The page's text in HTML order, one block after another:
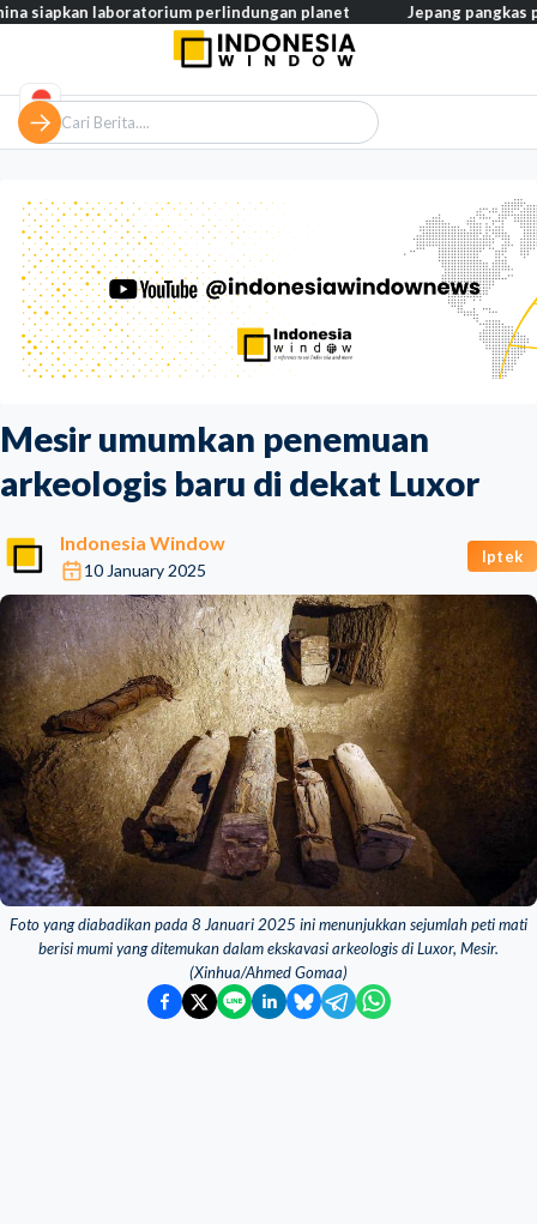
Mesir umumkan penemuan
arkeologis baru di dekat Luxor
Indonesia Window
10 January 2025
Iptek
Foto yang diabadikan pada 8 Januari 2025 ini menunjukkan sejumlah peti mati
berisi mumi yang ditemukan dalam ekskavasi arkeologis di Luxor, Mesir.
(Xinhua/Ahmed Gomaa)
laboratorium perlindungan planet Jepang pangkas pajak